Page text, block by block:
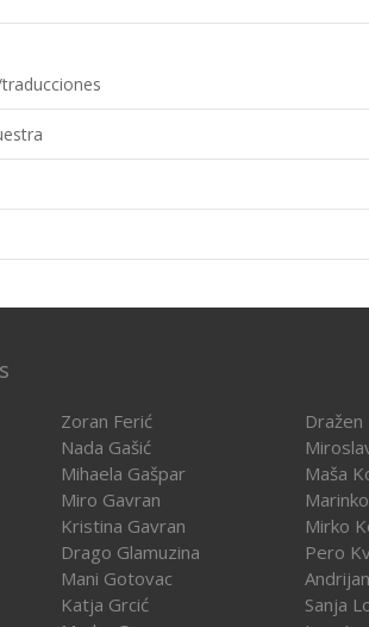
Zoran Ferić
Nada Gašić
Mihaela Gašpar
Miro Gavran
Kristina Gavran
Drago Glamuzina
Mani Gotovac
Katja Grcić
Maša
Mirko
Pero
Sanja